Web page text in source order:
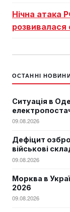
Нічна атака
розвивалася
ОСТАННІ
Ситуація в
09.08.2026
Дефіцит
військові
09.08.2026
Морква в
2026
09.08.2026